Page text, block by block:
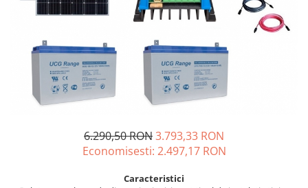
Incarcatoare acumulatori
Panouri fotovoltaice si accesorii
Panouri fotovoltaice
Sisteme prindere panouri
fotovoltaice
Accesorii
Invertoare Hibrid6.290,50 RON3.793,33 RON
Economisesti: 2.497,17 RON
Caracteristici